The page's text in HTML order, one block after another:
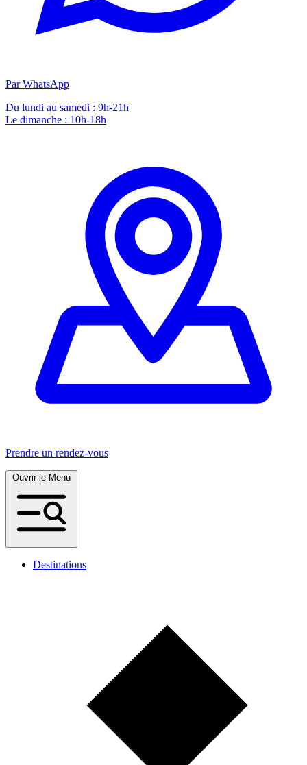
Par WhatsApp
Du lundi au samedi : 9h-21h
Le dimanche : 10h-18h
Prendre un rendez-vous
Destinations